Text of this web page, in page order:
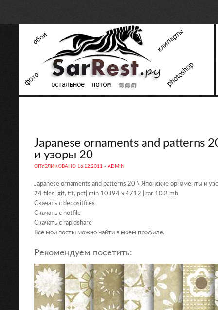
Japanese ornaments and patterns
и узоры 20
ОПУБЛИКОВАНО 16.12.2011 - ADMIN
Japanese ornaments and patterns 20 \ Японские орнаменты и
24 files| gif, tif, pct| min 10394 x 4712 | rar 10.2 mb
Скачать с depositfiles
Скачать с hotfile
Скачать с rapidshare
Все мои посты можно найти в моем профиле.
Рекомендуем посетить: